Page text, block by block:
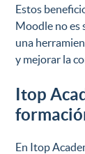
Estos
Moodle no es
una
y mejorar la
Itop
En Itop